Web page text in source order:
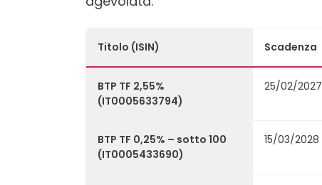
Titolo (ISIN) Scadenza
BTP TF 2,55%
(IT0005633794)
25/02/2027
BTP TF 0,25% – sotto 100
(IT0005433690)
15/03/2028